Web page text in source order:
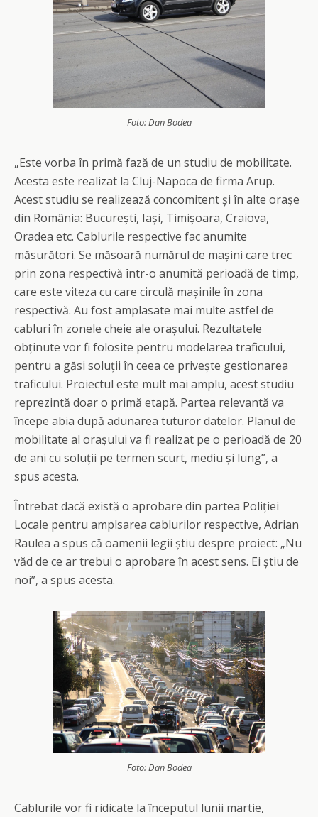
Foto: Dan Bodea
„Este vorba în primă fază de un studiu de mobilitate.
Acesta este realizat la Cluj-Napoca de firma Arup.
Acest studiu se realizează concomitent și în alte orașe
din România: București, Iași, Timișoara, Craiova,
Oradea etc. Cablurile respective fac anumite
măsurători. Se măsoară numărul de mașini care trec
prin zona respectivă într-o anumită perioadă de timp,
care este viteza cu care circulă mașinile în zona
respectivă. Au fost amplasate mai multe astfel de
cabluri în zonele cheie ale orașului. Rezultatele
obținute vor fi folosite pentru modelarea traficului,
pentru a găsi soluții în ceea ce privește gestionarea
traficului. Proiectul este mult mai amplu, acest studiu
reprezintă doar o primă etapă. Partea relevantă va
începe abia după adunarea tuturor datelor. Planul de
mobilitate al orașului va fi realizat pe o perioadă de 20
de ani cu soluții pe termen scurt, mediu și lung”, a
spus acesta.
Întrebat dacă există o aprobare din partea Poliției
Locale pentru amplsarea cablurilor respective, Adrian
Raulea a spus că oamenii legii știu despre proiect: „Nu
văd de ce ar trebui o aprobare în acest sens. Ei știu de
noi”, a spus acesta.
Foto: Dan Bodea
Cablurile vor fi ridicate la începutul lunii martie,